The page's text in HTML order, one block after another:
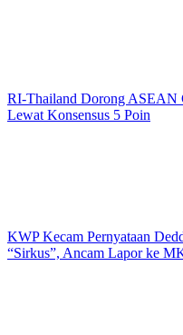
RI-Thailand Dorong ASEAN
Lewat Konsensus 5 Poin
KWP Kecam Pernyataan
“Sirkus”, Ancam Lapor ke